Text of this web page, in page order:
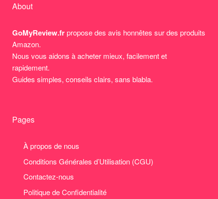
About
GoMyReview.frpropose des avis honnêtes sur des produits
Amazon.
Nous vous aidons à acheter mieux, facilement et
rapidement.
Guides simples, conseils clairs, sans blabla.
Pages
À propos de nous
Conditions Générales d’Utilisation (CGU)
Contactez-nous
Politique de Confidentialité